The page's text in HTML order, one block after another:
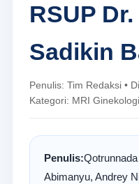
RSUP
Sadikin
Penulis: Tim Redaksi •
Kategori: MRI
Penulis:
Abimanyu, Andrey